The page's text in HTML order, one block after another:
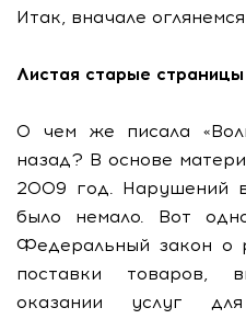
Итак, вначале
Листая старые страницы
О чем же писала
назад? В основе
2009 год. Нарушений
было немало. Вот
Федеральный закон о
поставки товаров,
оказании услуг